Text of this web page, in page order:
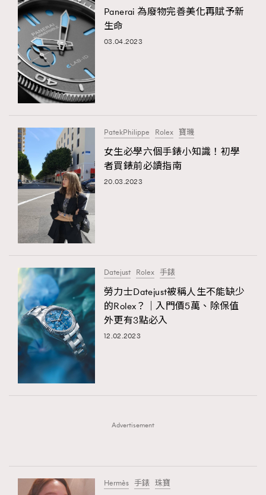
EmpowerF 103
FashionWeek
FigaroAesthetic
FigaroBeautyRitual
FigaroCeleb 547
FigaroCinéma 281
FigaroDigitalCover 17
FigaroExhibition 12
FigaroHub
FigaroIcon
FigaroInsight 156
FigaroIssue 271
FigaroJewellery
FigaroMasterclass 20
FigaroStyle
FigaroTalk 48
FigaroWatch 83
#FigaroExhibition Wyman 揭曉 Figaro Exhibition
第二站！
法國五月French May專訪四位香港文藝代表
Panerai 為廢物完善美化再賦予新
生命
03.04.2023
PatekPhilippe Rolex 寶璣
女生必學六個手錶小知識！初學
者買錶前必讀指南
20.03.2023
Datejust Rolex 手錶
勞力士Datejust被稱人生不能缺少
的Rolex？｜入門價5萬、除保值
外更有3點必入
12.02.2023
Advertisement
Hermès 手錶 珠寶